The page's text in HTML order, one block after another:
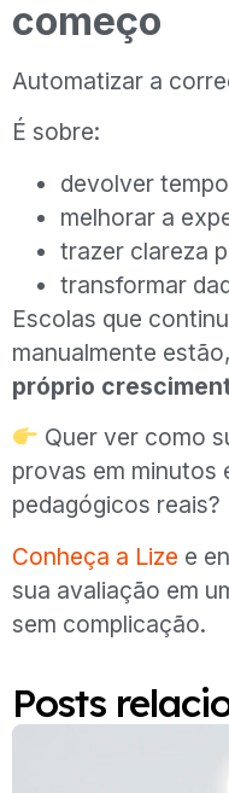
começo
Automatizar a
É sobre:
devolver
melhorar a
trazer clareza
transformar
Escolas que
manualmente
próprio
Quer ver como
provas em minutos
pedagógicos reais?
Conheça a Lize e
sua avaliação em
sem complicação.
Posts